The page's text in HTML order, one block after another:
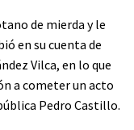
de mierda y le
en su cuenta de
Vilca, en lo que
a cometer un acto
Pedro Castillo.